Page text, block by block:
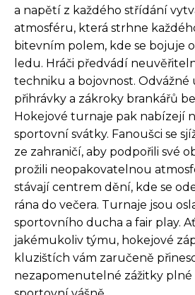
a napětí z každého střídání
atmosféru, která strhne
bitevním polem, kde se bojuje
ledu. Hráči předvádí
techniku a bojovnost. Odvážné
přihrávky a zákroky brankářů
Hokejové turnaje pak nabízejí
sportovní svátky. Fanoušci se
ze zahraničí, aby podpořili své
prožili neopakovatelnou
stávají centrem dění, kde se
rána do večera. Turnaje jsou
sportovního ducha a fair play.
jakémukoliv týmu, hokejové
kluzištích vám zaručeně
nezapomenutelné zážitky plné